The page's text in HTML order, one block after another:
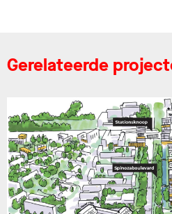
Gerelateerde